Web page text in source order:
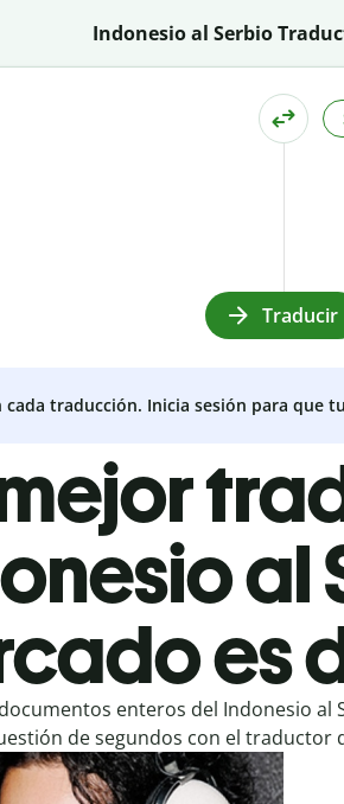
Indonesio al Serbio
Traducir
cada traducción. Inicia sesión para que
al
es
enteros del Indonesio al
de segundos con el traductor